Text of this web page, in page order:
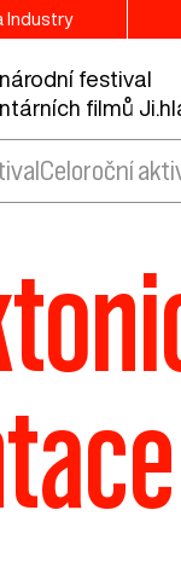
Industry
festival
filmů
Celoroční